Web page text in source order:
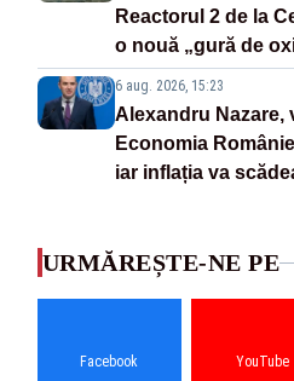
Reactorul 2 de la
o nouă „gură de
6 aug. 2026, 15:23
Alexandru Nazare,
Economia
iar inflația va
URMĂREȘTE-NE PE
Facebook YouTube